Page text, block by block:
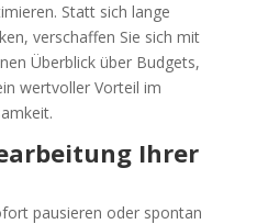
Statt sich lange
verschaffen Sie sich mit
Überblick über Budgets,
wertvoller Vorteil im
Ihrer
pausieren oder spontan